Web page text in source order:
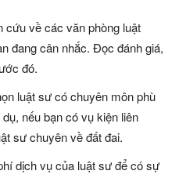
cứu về các văn phòng luật
đang cân nhắc. Đọc đánh giá,
đó.
luật sư có chuyên môn phù
nếu bạn có vụ kiện liên
sư chuyên về đất đai.
dịch vụ của luật sư để có sự